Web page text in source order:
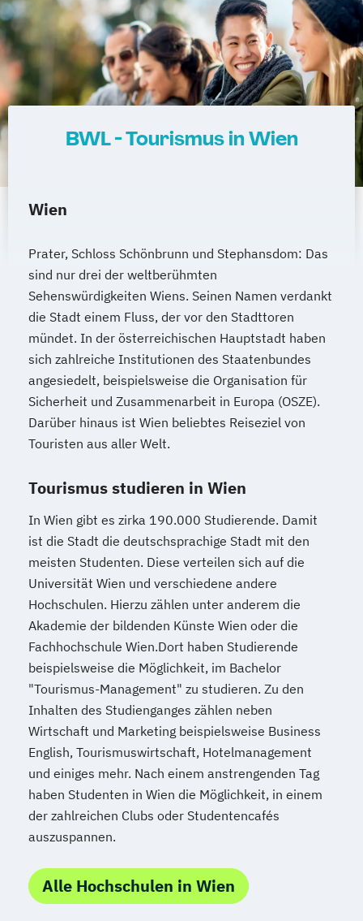
BWL - Tourismus in Wien
Wien
Prater, Schloss Schönbrunn und Stephansdom: Das
sind nur drei der weltberühmten
Sehenswürdigkeiten Wiens. Seinen Namen verdankt
die Stadt einem Fluss, der vor den Stadttoren
mündet. In der österreichischen Hauptstadt haben
sich zahlreiche Institutionen des Staatenbundes
angesiedelt, beispielsweise die Organisation für
Sicherheit und Zusammenarbeit in Europa (OSZE).
Darüber hinaus ist Wien beliebtes Reiseziel von
Touristen aus aller Welt.
Tourismus studieren in Wien
In Wien gibt es zirka 190.000 Studierende. Damit
ist die Stadt die deutschsprachige Stadt mit den
meisten Studenten. Diese verteilen sich auf die
Universität Wien und verschiedene andere
Hochschulen. Hierzu zählen unter anderem die
Akademie der bildenden Künste Wien oder die
Fachhochschule Wien.Dort haben Studierende
beispielsweise die Möglichkeit, im Bachelor
"Tourismus-Management" zu studieren. Zu den
Inhalten des Studienganges zählen neben
Wirtschaft und Marketing beispielsweise Business
English, Tourismuswirtschaft, Hotelmanagement
und einiges mehr. Nach einem anstrengenden Tag
haben Studenten in Wien die Möglichkeit, in einem
der zahlreichen Clubs oder Studentencafés
auszuspannen.
Alle Hochschulen in Wien